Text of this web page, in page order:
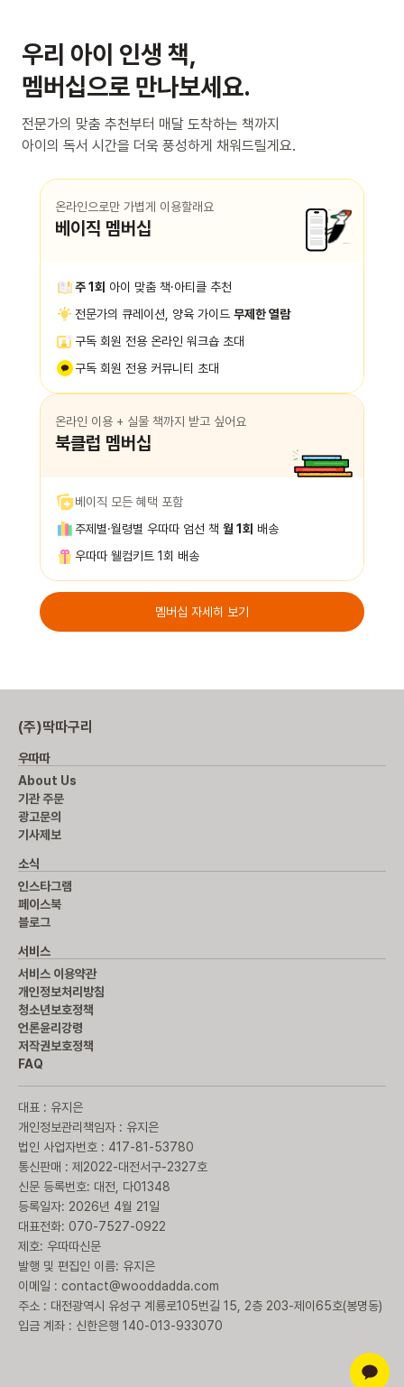
우리 아이 인생 책,
멤버십으로 만나보세요.
전문가의 맞춤 추천부터 매달 도착하는 책까지
아이의 독서 시간을 더욱 풍성하게 채워드릴게요.
온라인으로만 가볍게 이용할래요
베이직 멤버십
주 1회 아이 맞춤 책·아티클 추천
전문가의 큐레이션, 양육 가이드 무제한 열람
구독 회원 전용 온라인 워크숍 초대
구독 회원 전용 커뮤니티 초대
온라인 이용 + 실물 책까지 받고 싶어요
북클럽 멤버십
베이직 모든 혜택 포함
주제별·월령별 우따따 엄선 책 월 1회 배송
우따따 웰컴키트 1회 배송
멤버십 자세히 보기
(주)딱따구리
우따따
About Us
기관 주문
광고문의
기사제보
소식
인스타그램
페이스북
블로그
서비스
서비스 이용약관
개인정보처리방침
청소년보호정책
언론윤리강령
저작권보호정책
FAQ
대표 : 유지은
개인정보관리책임자 : 유지은
법인 사업자번호 : 417-81-53780
통신판매 : 제2022-대전서구-2327호
신문 등록번호: 대전, 다01348
등록일자: 2026년 4월 21일
대표전화: 070-7527-0922
제호: 우따따신문
발행 및 편집인 이름: 유지은
이메일 : contact@wooddadda.com
주소 : 대전광역시 유성구 계룡로105번길 15, 2층 203-제이65호(봉명동)
입금 계좌 : 신한은행 140-013-933070